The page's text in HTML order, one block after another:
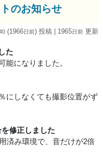
のお知らせ
(1966日前) 投稿 | 1965日前 更新
た
能になりました。
にしなくても撮影位置がず
修正しました
済み環境で、音だけが2倍